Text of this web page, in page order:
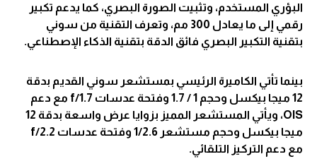
البؤري المستخدم، وتثبيت الصورة البصري، كما يدعم تكبير
رقمي إلى ما يعادل 300 مم، وتعرف التقنية من سوني
بتقنية التكبير البصري فائق الدقة بتقنية الذكاء الإصطناعي.
بينما تأتي الكاميرة الرئيسي بمستشعر سوني القديم بدقة
12 ميجا بيكسل وحجم 1 / 1.7 وفتحة عدسات f/1.7 مع دعم
OIS، ويأتي المستشعر المميز بزوايا عرض واسعة بدقة 12
ميجا بيكسل وحجم مستشعر 1/2.6 وفتحة عدسات f/2.2
مع دعم التركيز التلقائي.